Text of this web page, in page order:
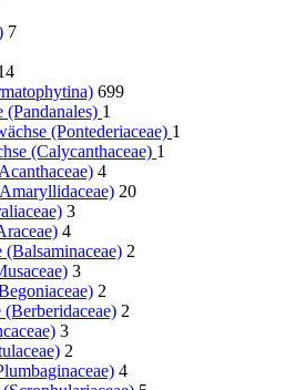
7
699
(Pandanales) 1
(Pontederiaceae) 1
(Calycanthaceae) 1
4
20
3
4
(Balsaminaceae) 2
3
2
2
3
2
4